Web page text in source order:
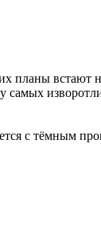
встают
самых
с тёмным